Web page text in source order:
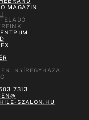
MAGAZIN
NYÍREGYHÁZA,
7313
SZALON.HU